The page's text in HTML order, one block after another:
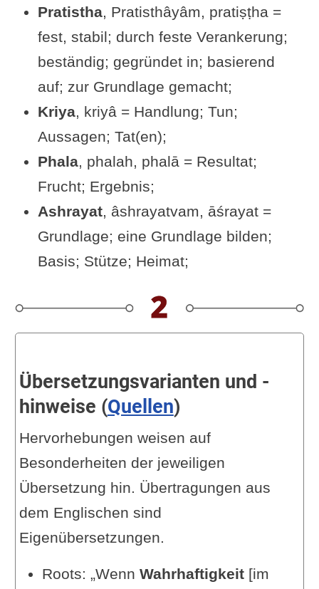
Konfliktpotential: Ahimsa und
Satya
Siehe auch – ergänzende Sutras
Dein Feedback / deine offene
Frage an den Text
Übungsvorschlag zu Sutra II-36
Videos zu Sutra II-36
Beliebt & gut bewertet: Bücher
zum Yogasutra
Alte Schriften auf Yoga-
Welten.de
Pratistha, Pratisthâyâm, pratiṣṭha =
fest, stabil; durch feste Verankerung;
beständig; gegründet in; basierend
auf; zur Grundlage gemacht;
Kriya, kriyâ = Handlung; Tun;
Aussagen; Tat(en);
Phala, phalah, phalā = Resultat;
Frucht; Ergebnis;
Ashrayat, âshrayatvam, āśrayat =
Grundlage; eine Grundlage bilden;
Basis; Stütze; Heimat;
Übersetzungsvarianten und -
hinweise (Quellen)
Hervorhebungen weisen auf
Besonderheiten der jeweiligen
Übersetzung hin. Übertragungen aus
dem Englischen sind
Eigenübersetzungen.
Roots: „Wenn Wahrhaftigkeit[im